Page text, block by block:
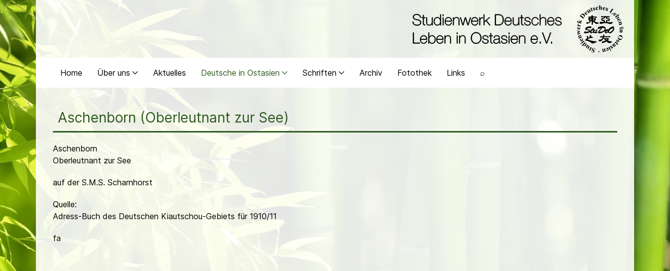
Home Über uns Aktuelles Deutsche in Ostasien Schriften Archiv Fotothek Links ⌕
Aschenborn (Oberleutnant zur See)
Aschenborn
Oberleutnant zur See
auf der S.M.S. Scharnhorst
Quelle:
Adress-Buch des Deutschen Kiautschou-Gebiets für 1910/11
fa